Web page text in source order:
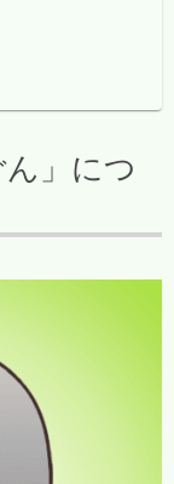
」につ